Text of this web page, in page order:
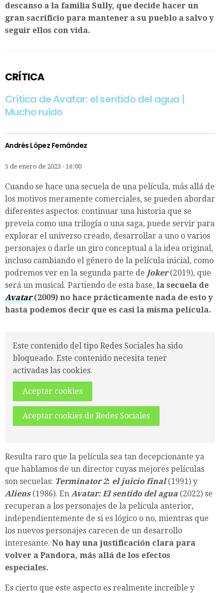
descanso a la familia Sully, que decide hacer un
gran sacrificio para mantener a su pueblo a salvo y
seguir ellos con vida.
CRÍTICA
Crítica de Avatar: el sentido del agua |
Mucho ruido
Andrés López Fernández
5 de enero de 2023 - 16:00
Cuando se hace una secuela de una película, más allá de
los motivos meramente comerciales, se pueden abordar
diferentes aspectos: continuar una historia que se
preveía como una trilogía o una saga, puede servir para
explorar el universo creado, desarrollar a uno o varios
personajes o darle un giro conceptual a la idea original,
incluso cambiando el género de la película inicial, como
podremos ver en la segunda parte de Joker (2019), que
será un musical. Partiendo de esta base, la secuela de
Avatar (2009) no hace prácticamente nada de esto y
hasta podemos decir que es casi la misma película.
Este contenido del tipo Redes Sociales ha sido
bloqueado. Este contenido necesita tener
activadas las cookies.
Aceptar cookies
Aceptar cookies de Redes Sociales
Resulta raro que la película sea tan decepcionante ya
que hablamos de un director cuyas mejores películas
son secuelas: Terminator 2: el juicio final (1991) y
Aliens(1986). En Avatar: El sentido del agua (2022) se
recuperan a los personajes de la película anterior,
independientemente de si es lógico o no, mientras que
los nuevos personajes carecen de un desarrollo
interesante. No hay una justificación clara para
volver a Pandora, más allá de los efectos
especiales.
Es cierto que este aspecto es realmente increíble y